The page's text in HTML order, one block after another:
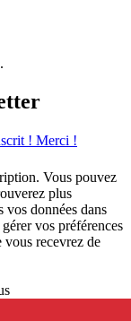
! Merci !
Vous pouvez
plus
données dans
vos préférences
vous recevrez de